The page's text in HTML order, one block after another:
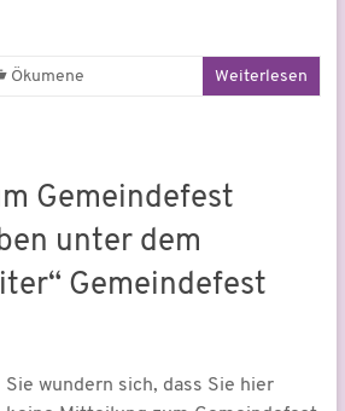
Ökumene Weiterlesen
Gemeindefest
unter dem
Gemeindefest
Sie wundern sich, dass Sie hier